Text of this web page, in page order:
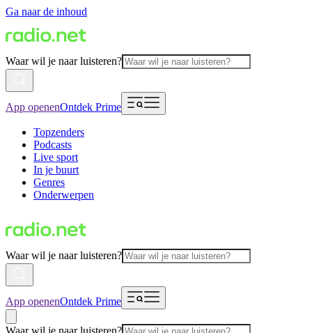
Ga naar de inhoud
Waar wil je naar luisteren?
App openenOntdek Prime
Topzenders
Podcasts
Live sport
In je buurt
Genres
Onderwerpen
Waar wil je naar luisteren?
App openenOntdek Prime
Waar wil je naar luisteren?